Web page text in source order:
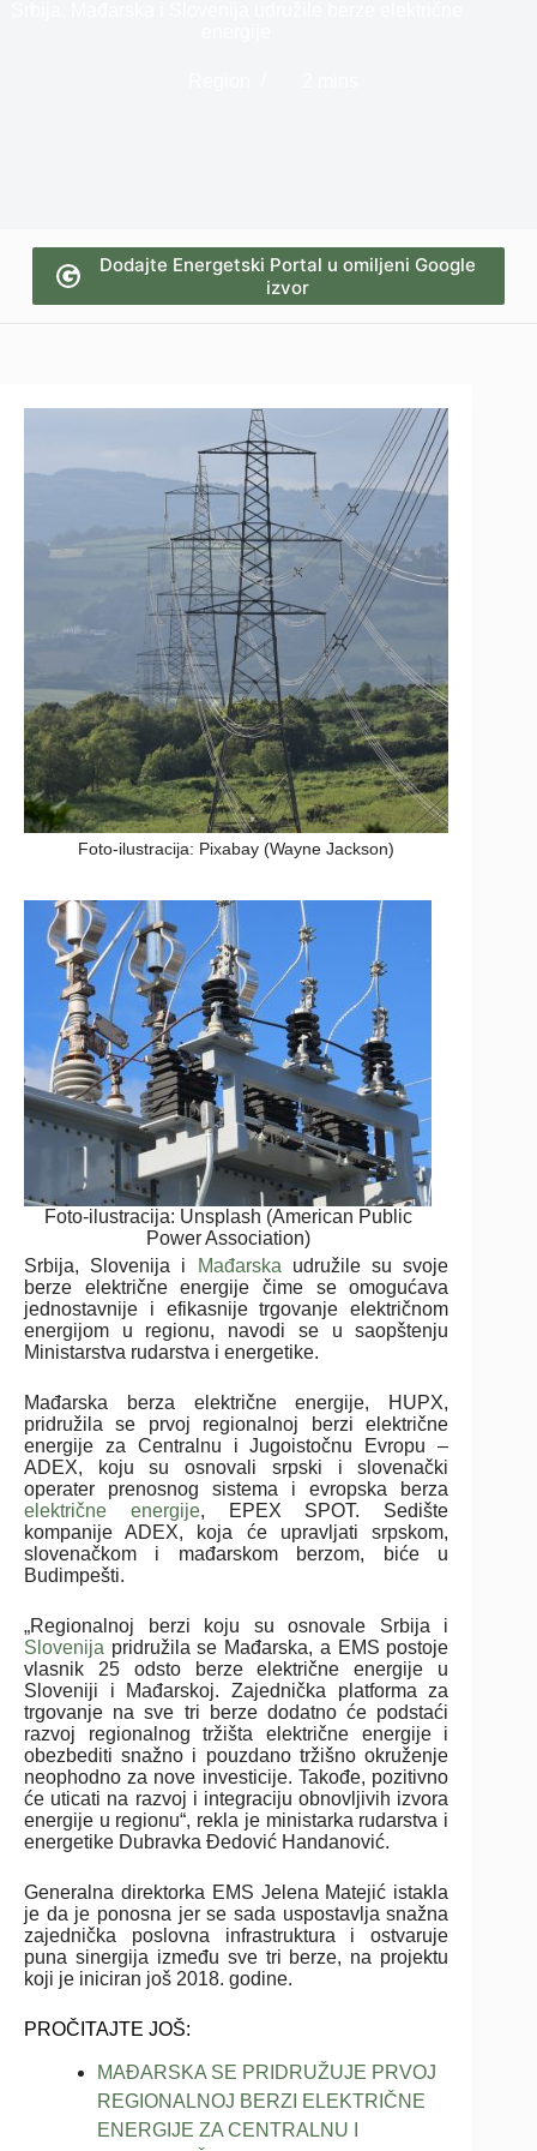
Dodajte Energetski Portal u omiljeni Google
izvor
Foto-ilustracija: Pixabay (Wayne Jackson)
Foto-ilustracija: Unsplash (American Public
Power Association)
Srbija, Slovenija i
Mađarska udružile su svoje
berze električne energije čime se omogućava
jednostavnije i efikasnije trgovanje električnom
energijom u regionu, navodi se u saopštenju
Ministarstva rudarstva i energetike.
Mađarska berza električne energije, HUPX,
pridružila se prvoj regionalnoj berzi električne
energije za Centralnu i Jugoistočnu Evropu –
ADEX, koju su osnovali srpski i slovenački
operater prenosnog sistema i evropska berza
električne energije, EPEX SPOT. Sedište
kompanije ADEX, koja će upravljati srpskom,
slovenačkom i mađarskom berzom, biće u
Budimpešti.
„Regionalnoj berzi koju su osnovale Srbija i
Slovenija pridružila se Mađarska, a EMS postoje
vlasnik 25 odsto berze električne energije u
Sloveniji i Mađarskoj. Zajednička platforma za
trgovanje na sve tri berze dodatno će podstaći
razvoj regionalnog tržišta električne energije i
obezbediti snažno i pouzdano tržišno okruženje
neophodno za nove investicije. Takođe, pozitivno
će uticati na razvoj i integraciju obnovljivih izvora
energije u regionu“, rekla je ministarka rudarstva i
energetike Dubravka Đedović Handanović.
Generalna direktorka EMS Jelena Matejić istakla
je da je ponosna jer se sada uspostavlja snažna
zajednička poslovna infrastruktura i ostvaruje
puna sinergija između sve tri berze, na projektu
koji je iniciran još 2018. godine.
PROČITAJTE JOŠ:
MAĐARSKA SE PRIDRUŽUJE PRVOJ
REGIONALNOJ BERZI ELEKTRIČNE
ENERGIJE ZA CENTRALNU I